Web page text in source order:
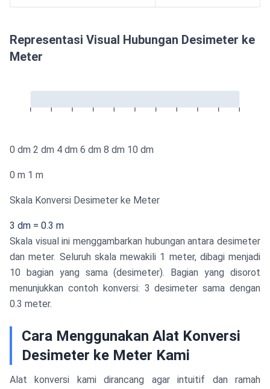
Representasi Visual Hubungan Desimeter ke
Meter
0 dm 2 dm 4 dm 6 dm 8 dm 10 dm
0 m 1 m
Skala Konversi Desimeter ke Meter
3 dm = 0.3 m
Skala visual ini menggambarkan hubungan antara desimeter
dan meter. Seluruh skala mewakili 1 meter, dibagi menjadi
10 bagian yang sama (desimeter). Bagian yang disorot
menunjukkan contoh konversi: 3 desimeter sama dengan
0.3 meter.
Cara Menggunakan Alat Konversi
Desimeter ke Meter Kami
Alat konversi kami dirancang agar intuitif dan ramah